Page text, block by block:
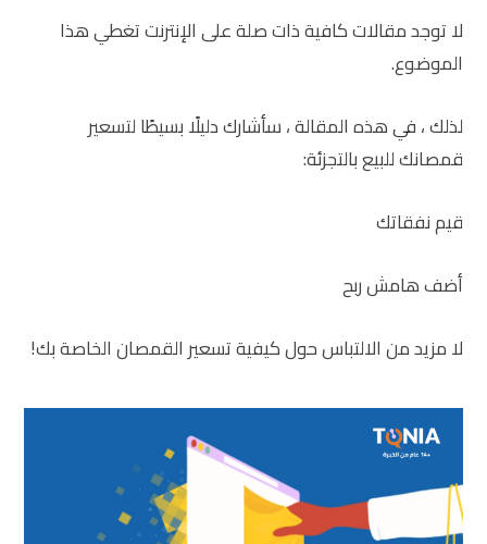
لا توجد مقالات كافية ذات صلة على الإنترنت تغطي هذا
الموضوع.
لذلك ، في هذه المقالة ، سأشارك دليلًا بسيطًا لتسعير
قمصانك للبيع بالتجزئة:
قيم نفقاتك
أضف هامش ربح
لا مزيد من الالتباس حول كيفية تسعير القمصان الخاصة بك!